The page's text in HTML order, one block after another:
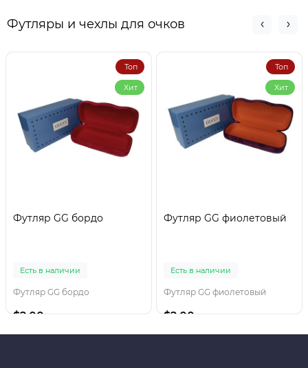
Футляры и чехлы для очков
Топ
Хит
Футляр GG бордо
Есть в наличии
Футляр GG бордо
$2.00
Топ
Хит
Футляр GG фиолетовый
Есть в наличии
Футляр GG фиолетовый
$2.00